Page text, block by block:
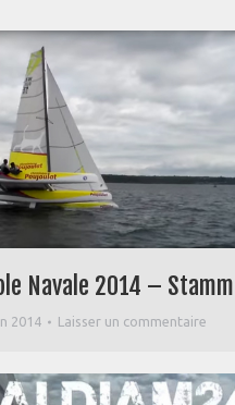
Navale 2014 – Stamm
2014 Laisser un commentaire